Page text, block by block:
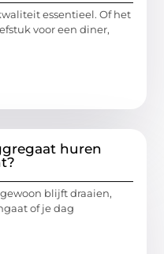
essentieel. Of het
voor een diner,
huren
blijft draaien,
of je dag